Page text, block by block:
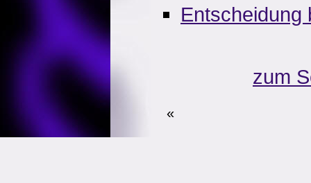
Entscheidung
zum
«